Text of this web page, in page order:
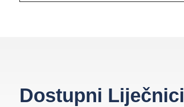
Dostupni Liječnici